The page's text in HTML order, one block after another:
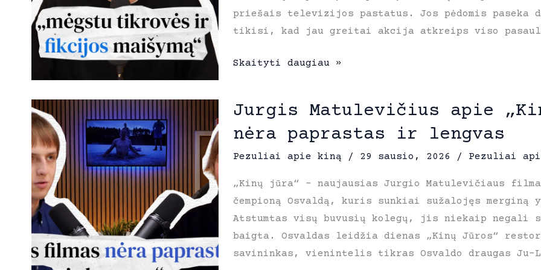
priešais televizijos pastatus. Jos pėdomis
tikisi, kad jau greitai akcija atkreips viso pasaulio
Karolis
„Badautojų
namelį“:
mėgstu
ir
fikcijos
maišymą
Skaityti daugiau »
Jurgis Matulevičius apie
nėra paprastas ir lengvas
Pezuliai apie kiną / 29 sausio, 2026 / Pezuliai
„Kinų jūra“ – naujausias Jurgio Matulevičiaus
čempioną Osvaldą, kuris sunkiai sužalojęs
Atstumtas visų buvusių kolegų, jis niekaip
baigta. Osvaldas leidžia dienas „Kinų Jūros“
savininkas, vienintelis tikras Osvaldo draugas